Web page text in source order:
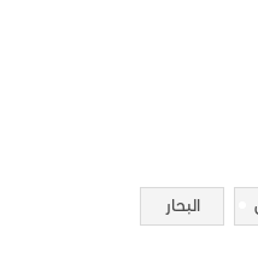
البحار